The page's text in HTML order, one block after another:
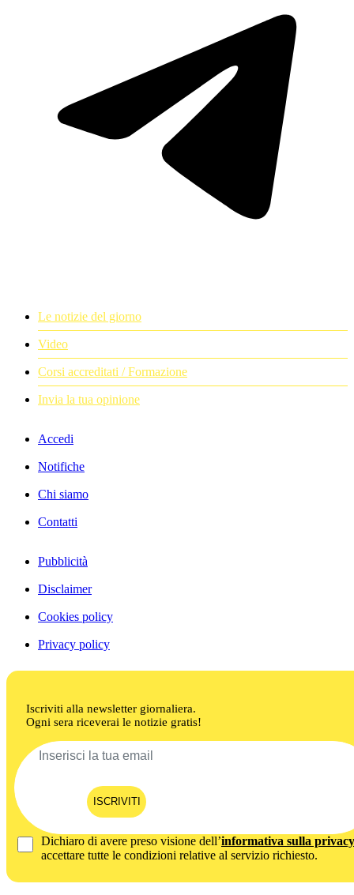
Le notizie del giorno
Video
Corsi accreditati / Formazione
Invia la tua opinione
Accedi
Notifiche
Chi siamo
Contatti
Pubblicità
Disclaimer
Cookies policy
Privacy policy
Iscriviti alla newsletter giornaliera.
Ogni sera riceverai le notizie gratis!
ISCRIVITI
Dichiaro di avere preso visione dell’informativa sulla privacy
accettare tutte le condizioni relative al servizio richiesto.